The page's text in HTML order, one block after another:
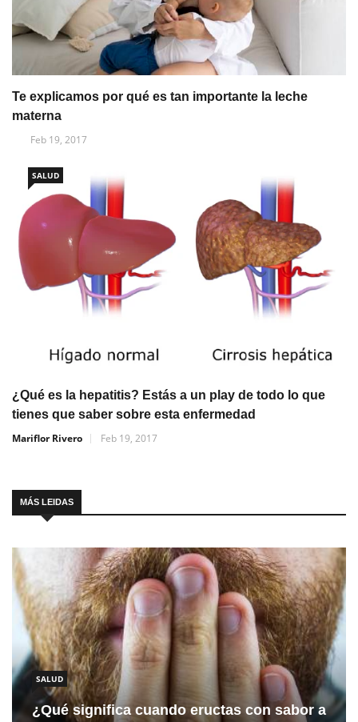
Te explicamos por qué es tan importante la leche
materna
Feb 19, 2017
SALUD
¿Qué es la hepatitis? Estás a un play de todo lo que
tienes que saber sobre esta enfermedad
Mariflor Rivero
Feb 19, 2017
MÁS LEIDAS
SALUD
¿Qué significa cuando eructas con sabor a